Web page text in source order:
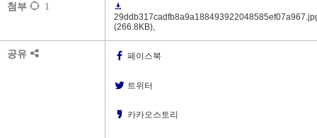
첨부
1
(266.8KB),
공유 페이스북
트위터
카카오스토리